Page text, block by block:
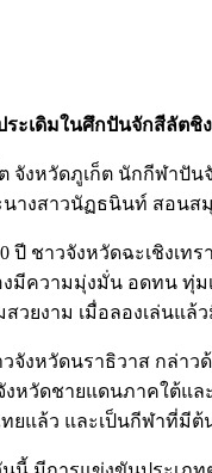
ระเดิมในศึกปันจักสีลัตชิ
จังหวัดภูเก็ต นักกีฬา
างสาวนัฏธนินท์ สอน
ชาวจังหวัดฉะเชิง
มีความมุ่งมั่น อดทน ทุ่
วยงาม เมื่อลองเล่
จังหวัดนราธิวาส กล่า
วัดชายแดนภาคใต้แ
ยแล้ว และเป็นกีฬาที่